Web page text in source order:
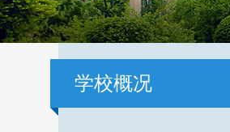
学校概况